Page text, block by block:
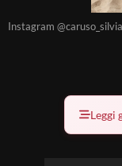
Instagram @caruso_silvia
Leggi